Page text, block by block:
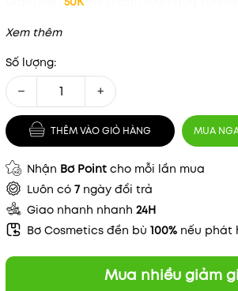
Xem thêm
Số lượng:
− +
THÊM VÀO GIỎ HÀNG MUA
Nhận Bơ Point cho mỗi lần mua
Luôn có 7 ngày đổi trả
Giao nhanh nhanh 24H
Bơ Cosmetics đền bù 100% nếu phát
Mua nhiều giảm
Mã khuyến mãi:
Điều kiện: